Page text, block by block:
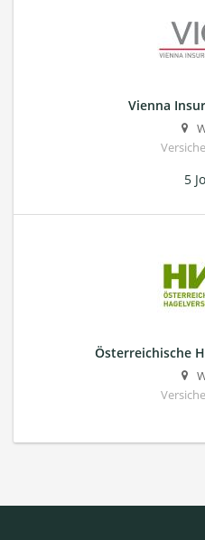
Vienna
5
Österreichische